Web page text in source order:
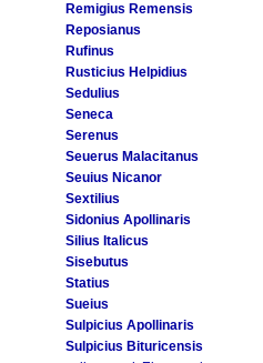
Remigius Remensis
Reposianus
Rufinus
Rusticius Helpidius
Sedulius
Seneca
Serenus
Seuerus Malacitanus
Seuius Nicanor
Sextilius
Sidonius Apollinaris
Silius Italicus
Sisebutus
Statius
Sueius
Sulpicius Apollinaris
Sulpicius Bituricensis